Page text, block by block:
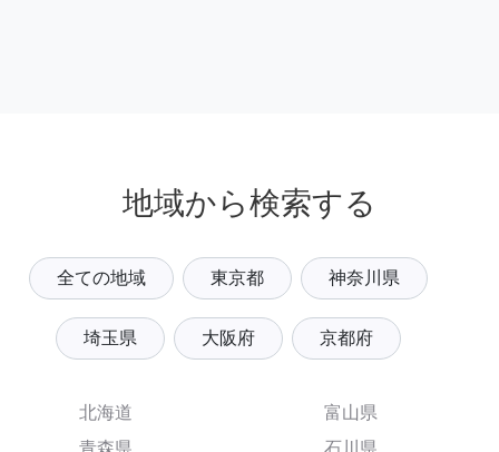
地域から検索する
全ての地域 東京都 神奈川県
埼玉県 大阪府 京都府
北海道
富山県